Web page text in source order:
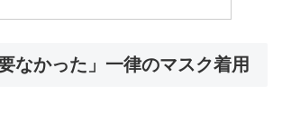
なかった」一律のマスク着用